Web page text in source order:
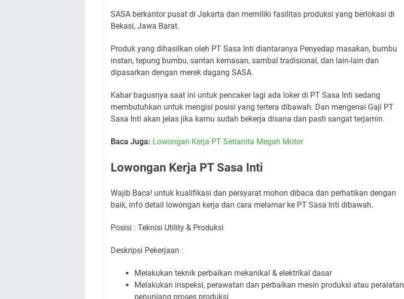
SASA berkantor pusat di Jakarta dan memiliki fasilitas produksi yang berlokasi di
Bekasi, Jawa Barat.
Produk yang dihasilkan oleh PT Sasa Inti diantaranya Penyedap masakan, bumbu
instan, tepung bumbu, santan kemasan, sambal tradisional, dan lain-lain dan
dipasarkan dengan merek dagang SASA.
Kabar bagusnya saat ini untuk pencaker lagi ada loker di PT Sasa Inti sedang
membutuhkan untuk mengisi posisi yang tertera dibawah. Dan mengenai Gaji PT
Sasa Inti akan jelas jika kamu sudah bekerja disana dan pasti sangat terjamin.
Baca Juga: Lowongan Kerja PT Setianita Megah Motor
Lowongan Kerja PT Sasa Inti
Wajib Baca! untuk kualifikasi dan persyarat mohon dibaca dan perhatikan dengan
baik, info detail lowongan kerja dan cara melamar ke PT Sasa Inti dibawah.
Posisi : Teknisi Utility & Produksi
Deskripsi Pekerjaan :
Melakukan teknik perbaikan mekanikal & elektrikal dasar
Melakukan inspeksi, perawatan dan perbaikan mesin produksi atau peralatan
penunjang proses produksi